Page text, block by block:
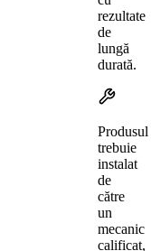
rezultate
de
lungă
durată.
Produsul
trebuie
instalat
de
către
un
mecanic
calificat,